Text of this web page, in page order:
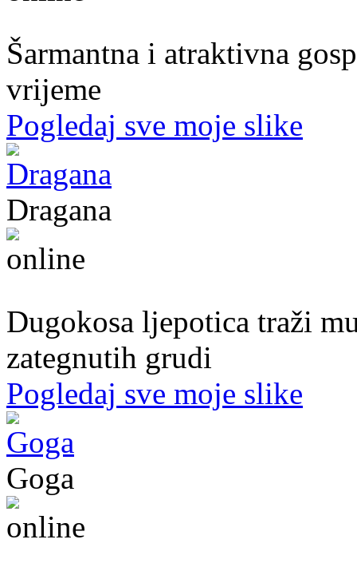
Šarmantna i atraktivna
vrijeme
Pogledaj sve moje slike
Dragana
Dugokosa ljepotica traži
zategnutih grudi
Pogledaj sve moje slike
Goga